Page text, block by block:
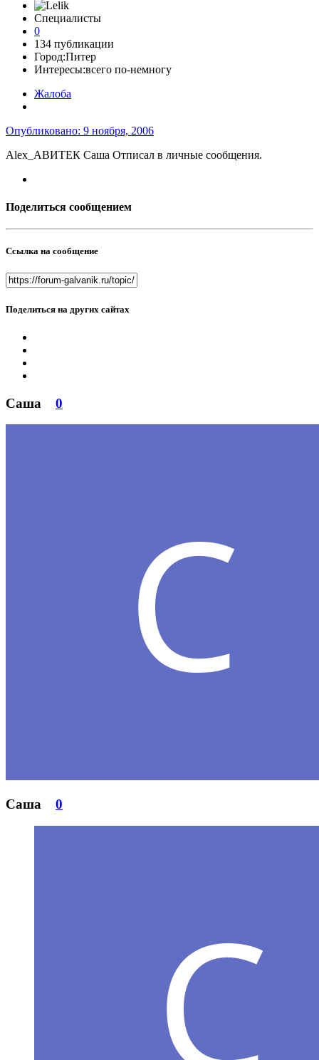
Специалисты
0
134 публикации
Город:Питер
Интересы:всего по-немногу
Жалоба
Опубликовано: 9 ноября, 2006
Alex_АВИТЕК Саша Отписал в личные сообщения.
Поделиться сообщением
Ссылка на сообщение
Поделиться на других сайтах
Саша 0
Саша 0